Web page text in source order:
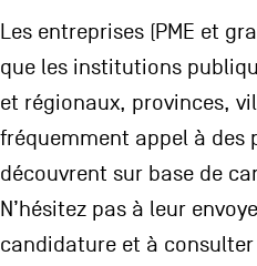
Les entreprises (PME et
que les institutions
et régionaux, provinces,
fréquemment appel à des
découvrent sur base de
N’hésitez pas à leur
candidature et à